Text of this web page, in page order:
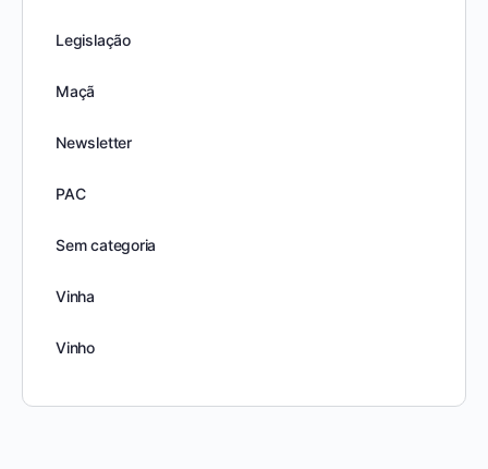
Legislação
Maçã
Newsletter
PAC
Sem categoria
Vinha
Vinho